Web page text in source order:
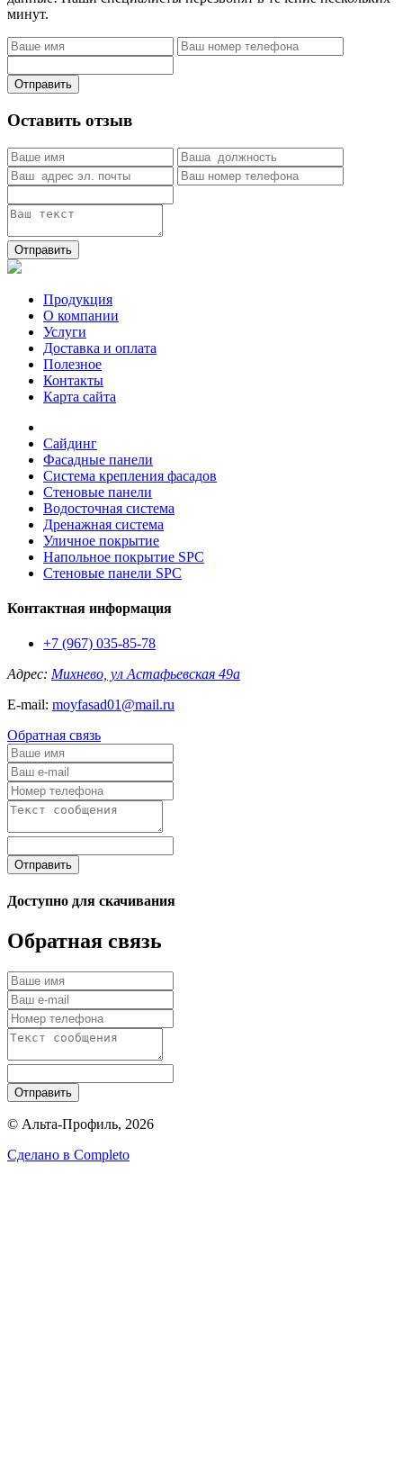
минут.
Отправить
Оставить отзыв
Отправить
Продукция
О компании
Услуги
Доставка и оплата
Полезное
Контакты
Карта сайта
Сайдинг
Фасадные панели
Система крепления фасадов
Стеновые панели
Водосточная система
Дренажная система
Уличное покрытие
Напольное покрытие SPC
Стеновые панели SPC
Контактная информация
+7 (967) 035-85-78
Адрес: Михнево, ул Астафьевская 49а
E-mail: moyfasad01@mail.ru
Обратная связь
Отправить
Доступно для скачивания
Обратная связь
Отправить
© Альта-Профиль, 2026
Сделано в Completo